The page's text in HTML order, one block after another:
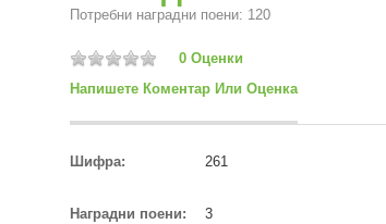
Потребни наградни поени: 120
0 Оценки
Напишете Коментар Или Оценка
Шифра: 261
Наградни поени: 3